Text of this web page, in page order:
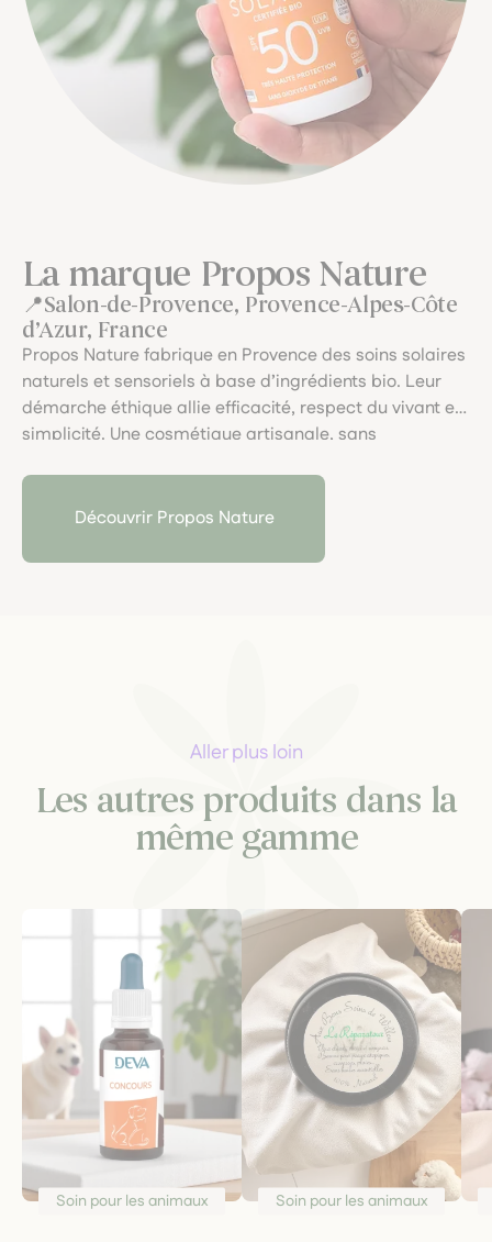
La marque Propos Nature
Salon-de-Provence, Provence-Alpes-Côte
d’Azur, France
Propos Nature fabrique en Provence des soins solaires
naturels et sensoriels à base d’ingrédients bio. Leur
démarche éthique allie efficacité, respect du vivant et
simplicité. Une cosmétique artisanale, sans
sous le soleil.
Découvrir Propos Nature
Aller plus loin
Les autres produits dans la
même gamme
Soin pour les animaux Soin pour les animaux